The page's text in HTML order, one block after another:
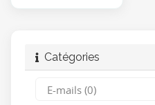
Catégories